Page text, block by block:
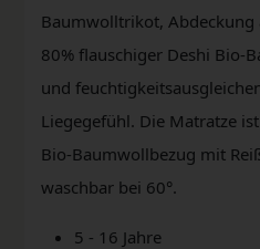
Baumwolltrikot, Abdeckung
80% flauschiger Deshi Bio-
und
Liegegefühl. Die Matratze
Bio-Baumwollbezug mit
waschbar bei 60°.
5 - 16 Jahre